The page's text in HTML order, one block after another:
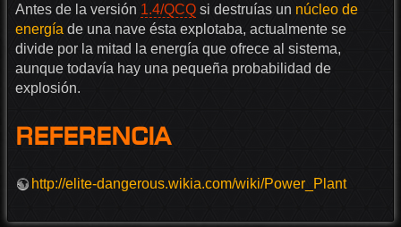
Antes de la versión 1.4/QCQ si destruías un núcleo de
energía de una nave ésta explotaba, actualmente se
divide por la mitad la energía que ofrece al sistema,
aunque todavía hay una pequeña probabilidad de
explosión.
Referencia
http://elite-dangerous.wikia.com/wiki/Power_Plant